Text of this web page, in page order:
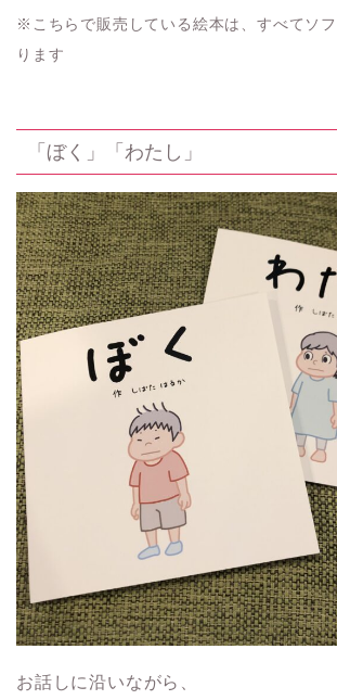
※こちらで販売している絵本は、すべてソ
ります
「ぼく」「わたし」
お話しに沿いながら、